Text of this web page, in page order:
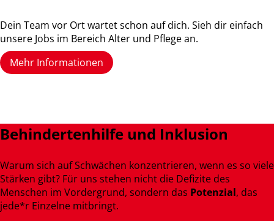
Dein Team vor Ort wartet schon auf dich. Sieh dir einfach
unsere Jobs im Bereich Alter und Pflege an.
Mehr Informationen
Behindertenhilfe und Inklusion
Warum sich auf Schwächen konzentrieren, wenn es so viele
Stärken gibt? Für uns stehen nicht die Defizite des
Menschen im Vordergrund, sondern das Potenzial, das
jede*r Einzelne mitbringt.